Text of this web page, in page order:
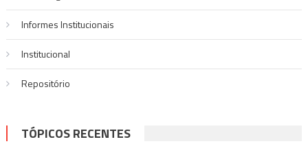
Informes Institucionais
Institucional
Repositório
TÓPICOS RECENTES